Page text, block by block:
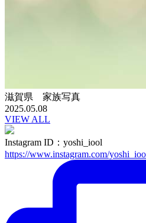
滋賀県 家族写真
2025.05.08
VIEW ALL
Instagram ID：yoshi_iool
https://www.instagram.com/